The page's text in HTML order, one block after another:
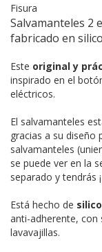
Fisura
Salvamanteles 2
fabricado en
Este original y
inspirado en el
eléctricos.
El salvamanteles
gracias a su diseño
salvamanteles
se puede ver en la
separado y tendrás ¡
Está hecho de
anti-adherente, con
lavavajillas.